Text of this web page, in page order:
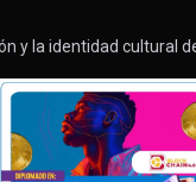
y la identidad cultural